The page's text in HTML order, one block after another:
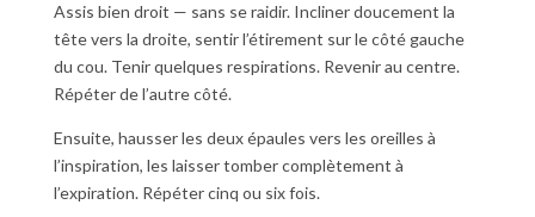
Assis bien droit — sans se raidir. Incliner doucement la
tête vers la droite, sentir l’étirement sur le côté gauche
du cou. Tenir quelques respirations. Revenir au centre.
Répéter de l’autre côté.
Ensuite, hausser les deux épaules vers les oreilles à
l’inspiration, les laisser tomber complètement à
l’expiration. Répéter cinq ou six fois.